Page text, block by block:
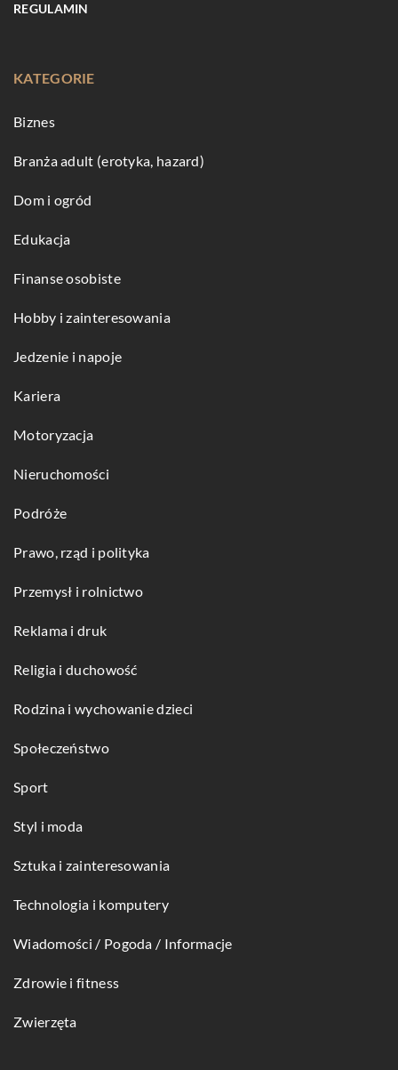
REGULAMIN
KATEGORIE
Biznes
Branża adult (erotyka, hazard)
Dom i ogród
Edukacja
Finanse osobiste
Hobby i zainteresowania
Jedzenie i napoje
Kariera
Motoryzacja
Nieruchomości
Podróże
Prawo, rząd i polityka
Przemysł i rolnictwo
Reklama i druk
Religia i duchowość
Rodzina i wychowanie dzieci
Społeczeństwo
Sport
Styl i moda
Sztuka i zainteresowania
Technologia i komputery
Wiadomości / Pogoda / Informacje
Zdrowie i fitness
Zwierzęta